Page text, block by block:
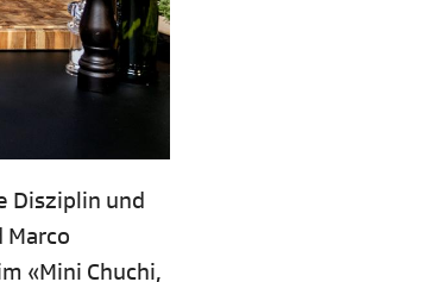
Disziplin und
«Mini Chuchi,